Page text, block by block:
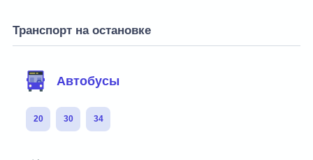
Транспорт на остановке
Автобусы
20 30 34